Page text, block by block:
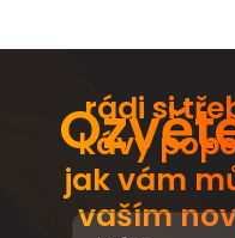
rádi si
kávy
jak vám
vaším